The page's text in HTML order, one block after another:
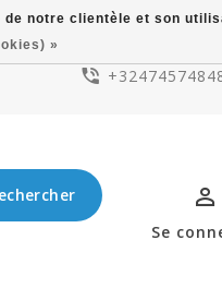
Se
notre clientèle et son
»